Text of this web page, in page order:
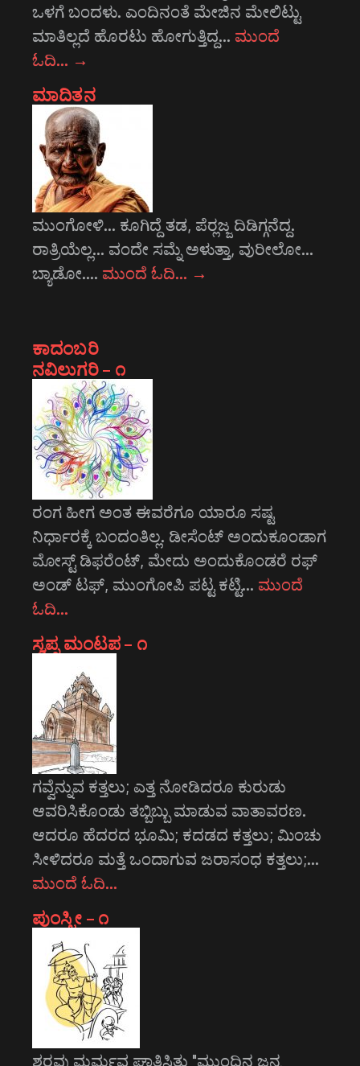
ಒಳಗೆ ಬಂದಳು. ಎಂದಿನಂತೆ ಮೇಜಿನ ಮೇಲಿಟ್ಟು
ಮಾತಿಲ್ಲದೆ ಹೊರಟು ಹೋಗುತ್ತಿದ್ದ… ಮುಂದೆ
ಓದಿ… →
ಮಾದಿತನ
ಮುಂಗೋಳಿ... ಕೂಗಿದ್ದೆ ತಡ, ಪೆರ್‍ಲಜ್ಜ ದಿಡಿಗ್ಗನೆದ್ದ.
ರಾತ್ರಿಯೆಲ್ಲ... ವಂದೇ ಸಮ್ನೆ ಅಳುತ್ತಾ, ವುರೀಲೋ...
ಬ್ಯಾಡೋ.… ಮುಂದೆ ಓದಿ… →
ಕಾದಂಬರಿ
ನವಿಲುಗರಿ – ೧
ರಂಗ ಹೀಗ ಅಂತ ಈವರೆಗೂ ಯಾರೂ ಸಷ್ಟ
ನಿರ್ಧಾರಕ್ಕೆ ಬಂದಂತಿಲ್ಲ. ಡೀಸೆಂಟ್ ಅಂದುಕೂಂಡಾಗ
ಮೋಸ್ಟ್‌ ಡಿಫರೆಂಟ್‌, ಮೇದು ಅಂದುಕೊಂಡರೆ ರಫ್
ಅಂಡ್ ಟಫ್, ಮುಂಗೋಪಿ ಪಟ್ಟ ಕಟ್ಟಿ… ಮುಂದೆ
ಓದಿ…
ಸ್ವಪ್ನ ಮಂಟಪ – ೧
ಗವ್ವೆನ್ನುವ ಕತ್ತಲು; ಎತ್ತ ನೋಡಿದರೂ ಕುರುಡು
ಆವರಿಸಿಕೊಂಡು ತಬ್ಬಿಬ್ಬು ಮಾಡುವ ವಾತಾವರಣ.
ಆದರೂ ಹೆದರದ ಭೂಮಿ; ಕದಡದ ಕತ್ತಲು; ಮಿಂಚು
ಸೀಳಿದರೂ ಮತ್ತೆ ಒಂದಾಗುವ ಜರಾಸಂಧ ಕತ್ತಲು;…
ಮುಂದೆ ಓದಿ…
ಪುಂಸ್ತ್ರೀ – ೧
ಶರವು ಮರ್ಮವ ಘಾತಿಸಿತು "ಮುಂದಿನ ಜನ್ಮ